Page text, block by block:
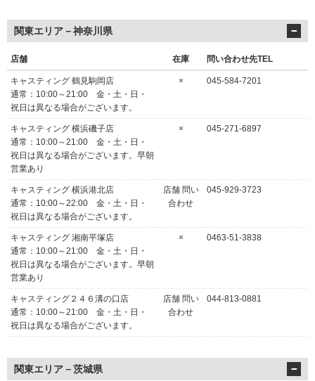
関東エリア－神奈川県
店舗 在庫 問い合わせ先TEL
キャスティング 鶴見駒岡店
通常：10:00～21:00 金・土・日・
祝日は異なる場合がございます。
× 045-584-7201
キャスティング 横浜磯子店
通常：10:00～21:00 金・土・日・
祝日は異なる場合がございます。早朝
営業あり
× 045-271-6897
キャスティング 横浜港北店
通常：10:00～22:00 金・土・日・
祝日は異なる場合がございます。
店舗 問い
合わせ
045-929-3723
キャスティング 湘南平塚店
通常：10:00～21:00 金・土・日・
祝日は異なる場合がございます。早朝
営業あり
× 0463-51-3838
キャスティング２４６溝の口店
通常：10:00～21:00 金・土・日・
祝日は異なる場合がございます。
店舗 問い
合わせ
044-813-0881
関東エリア－茨城県